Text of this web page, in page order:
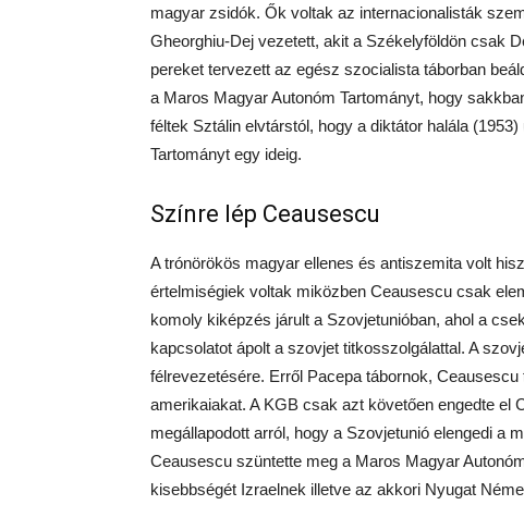
magyar zsidók. Ők voltak az internacionalisták
Gheorghiu-Dej vezetett, akit a Székelyföldön csak
pereket tervezett az egész szocialista táborban
a Maros Magyar Autonóm Tartományt, hogy
féltek Sztálin elvtárstól, hogy a diktátor halála
Tartományt egy ideig.
Színre lép Ceausescu
A trónörökös magyar ellenes és antiszemita volt
értelmiségiek voltak miközben Ceausescu csak
komoly kiképzés járult a Szovjetunióban, ahol a
kapcsolatot ápolt a szovjet titkosszolgálattal. A
félrevezetésére. Erről Pacepa tábornok,
amerikaiakat. A KGB csak azt követően engedte
megállapodott arról, hogy a Szovjetunió elengedi a
Ceausescu szüntette meg a Maros Magyar
kisebbségét Izraelnek illetve az akkori Nyugat